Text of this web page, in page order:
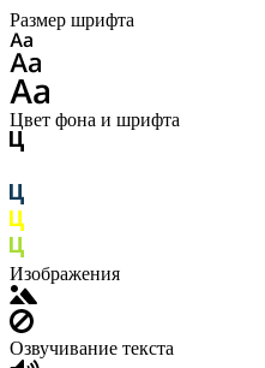
Размер шрифта
Цвет фона и шрифта
Изображения
Озвучивание текста